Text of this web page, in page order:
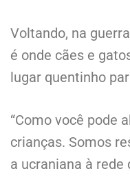
Voltando, na
é onde cães e
lugar quentinho
“Como você pode
crianças. Somos
a ucraniana à rede